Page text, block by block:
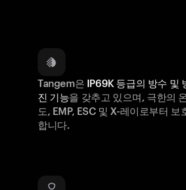
Tangem은 IP69K 등급의 방수 및
진 기능을 갖추고 있으며, 극한의
도, EMP, ESC 및 X-레이로부터 보
합니다.